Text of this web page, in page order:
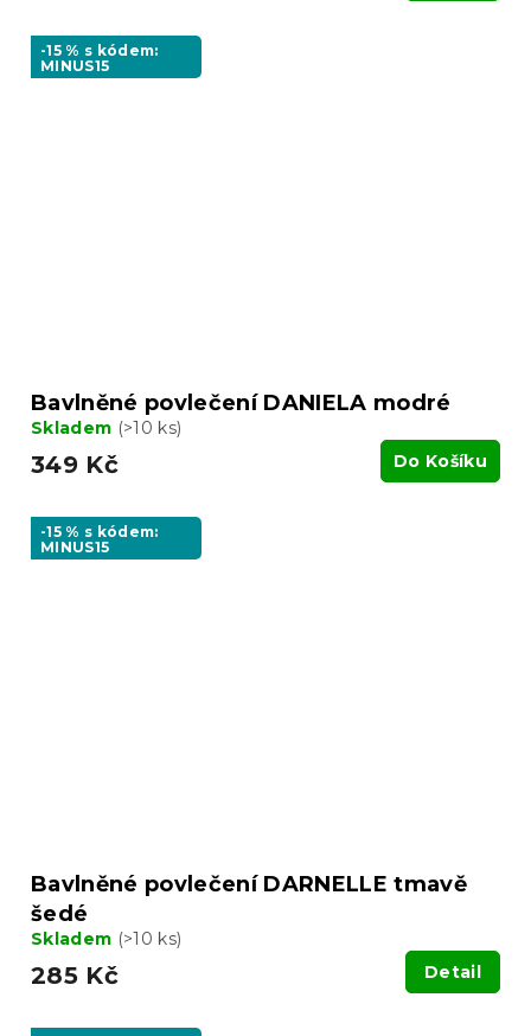
-15 % s kódem:
MINUS15
Bavlněné povlečení DANIELA modré
Skladem (>10 ks)
349 Kč Do Košíku
-15 % s kódem:
MINUS15
Bavlněné povlečení DARNELLE tmavě
šedé
Skladem (>10 ks)
285 Kč Detail